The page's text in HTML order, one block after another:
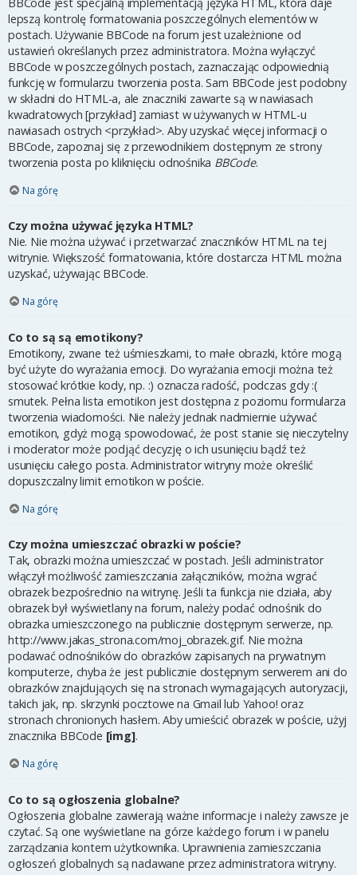
lepszą kontrolę formatowania poszczególnych elementów w
postach. Używanie BBCode na forum jest uzależnione od
ustawień określanych przez administratora. Można wyłączyć
BBCode w poszczególnych postach, zaznaczając odpowiednią
funkcję w formularzu tworzenia posta. Sam BBCode jest podobny
w składni do HTML-a, ale znaczniki zawarte są w nawiasach
kwadratowych [przykład] zamiast w używanych w HTML-u
nawiasach ostrych <przykład>. Aby uzyskać więcej informacji o
BBCode, zapoznaj się z przewodnikiem dostępnym ze strony
tworzenia posta po kliknięciu odnośnika BBCode.
Na górę
Czy można używać języka HTML?
Nie. Nie można używać i przetwarzać znaczników HTML na tej
witrynie. Większość formatowania, które dostarcza HTML można
uzyskać, używając BBCode.
Na górę
Co to są są emotikony?
Emotikony, zwane też uśmieszkami, to małe obrazki, które mogą
być użyte do wyrażania emocji. Do wyrażania emocji można też
stosować krótkie kody, np. :) oznacza radość, podczas gdy :(
smutek. Pełna lista emotikon jest dostępna z poziomu formularza
tworzenia wiadomości. Nie należy jednak nadmiernie używać
emotikon, gdyż mogą spowodować, że post stanie się nieczytelny
i moderator może podjąć decyzję o ich usunięciu bądź też
usunięciu całego posta. Administrator witryny może określić
dopuszczalny limit emotikon w poście.
Na górę
Czy można umieszczać obrazki w poście?
Tak, obrazki można umieszczać w postach. Jeśli administrator
włączył możliwość zamieszczania załączników, można wgrać
obrazek bezpośrednio na witrynę. Jeśli ta funkcja nie działa, aby
obrazek był wyświetlany na forum, należy podać odnośnik do
obrazka umieszczonego na publicznie dostępnym serwerze, np.
http://www.jakas_strona.com/moj_obrazek.gif. Nie można
podawać odnośników do obrazków zapisanych na prywatnym
komputerze, chyba że jest publicznie dostępnym serwerem ani do
obrazków znajdujących się na stronach wymagających autoryzacji,
takich jak, np. skrzynki pocztowe na Gmail lub Yahoo! oraz
stronach chronionych hasłem. Aby umieścić obrazek w poście, użyj
znacznika BBCode [img].
Na górę
Co to są ogłoszenia globalne?
Ogłoszenia globalne zawierają ważne informacje i należy zawsze je
czytać. Są one wyświetlane na górze każdego forum i w panelu
zarządzania kontem użytkownika. Uprawnienia zamieszczania
ogłoszeń globalnych są nadawane przez administratora witryny.